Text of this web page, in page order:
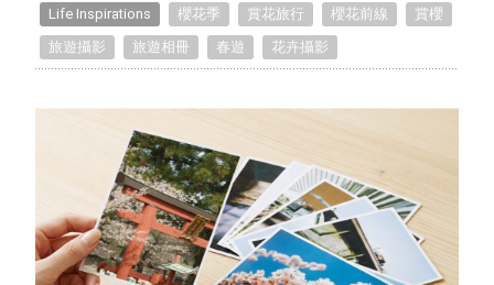
TinTint Unboxing
Recommended Projects
How to Take Photos
Editing Tips
Exclusive Interview
Life Inspirations 櫻花季 賞花旅行 櫻花前線
賞櫻
旅遊攝影
旅遊相冊 春遊 花卉攝影